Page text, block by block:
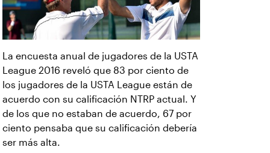
La encuesta anual de jugadores de la USTA
League 2016 reveló que 83 por ciento de
los jugadores de la USTA League están de
acuerdo con su calificación NTRP actual. Y
de los que no estaban de acuerdo, 67 por
ciento pensaba que su calificación debería
ser más alta.